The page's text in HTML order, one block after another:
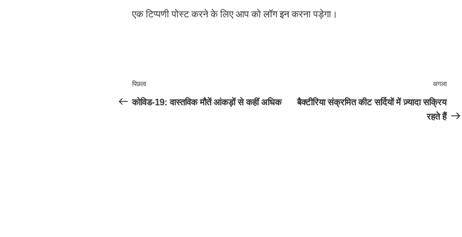
एक टिप्पणी पोस्ट करने के लिए आप कोलॉग इनकरना पड़ेगा।
पोस्ट
नेविगेशन
पिछला
पोस्ट:
पिछला
कोविड-19: वास्तविक मौतें आंकड़ों से कहीं अधिक
अगली
पोस्ट
अगला
बैक्टीरिया संक्रमित कीट सर्दियों में ज़्यादा सक्रिय
रहते हैं